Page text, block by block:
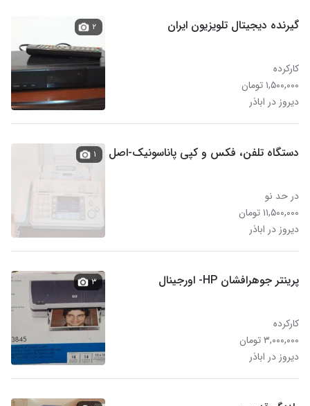
گیرنده دیجیتال تلویزیون ایران
کارکرده
۱,۵۰۰,۰۰۰ تومان
دیروز در اباذر
۲
دستگاه تلفن، فکس و کپی پاناسونیک-اصل
در حد نو
۱۱,۵۰۰,۰۰۰ تومان
دیروز در اباذر
۱
پرینتر جوهرافشان HP- اورجینال
کارکرده
۳,۰۰۰,۰۰۰ تومان
دیروز در اباذر
۳